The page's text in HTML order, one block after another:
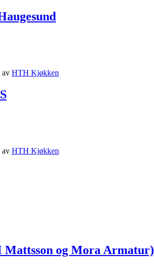
av HTH Kjøkken
av HTH Kjøkken
Mattsson og Mora Armatur)